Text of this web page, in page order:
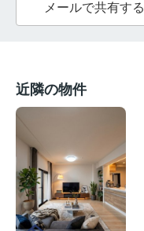
メールで共有する
近隣の物件